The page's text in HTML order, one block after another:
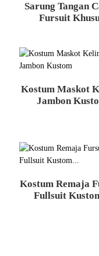
Sarung Tangan
Fursuit
Kostum Maskot
Jambon
Kostum Remaja
Fullsuit